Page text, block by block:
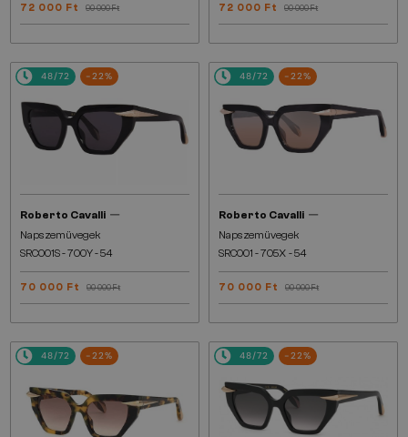
72 000 Ft 90 000 Ft 72 000 Ft 90 000 Ft
48/72 -22%
Roberto Cavalli —
Napszemüvegek
SRC001S - 700Y - 54
70 000 Ft 90 000 Ft
48/72 -22%
Roberto Cavalli —
Napszemüvegek
SRC001 - 705X - 54
70 000 Ft 90 000 Ft
48/72 -22% 48/72 -22%